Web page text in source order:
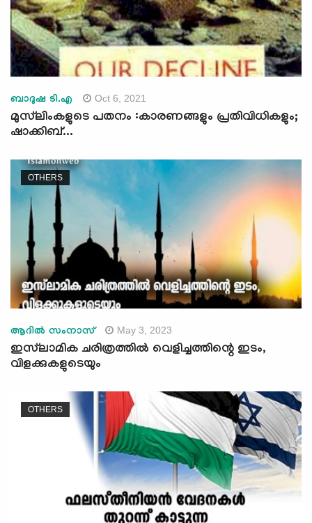
ബാദുഷ ടി.എ Oct 6, 2021
മുസ്‌ലിംകളുടെ പതനം :കാരണങ്ങളും പ്രതിവിധികളും;
ഷാക്കിബ്...
OTHERS
ആദില്‍ സംനാസ് May 3, 2023
ഇസ്‍ലാമിക ചരിത്രത്തില്‍ വെളിച്ചത്തിന്റെ ഇടം,
വിളക്കുകളുടെയും
OTHERS